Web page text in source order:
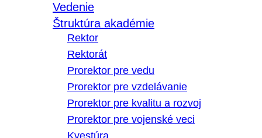
Vedenie
Štruktúra akadémie
Rektor
Rektorát
Prorektor pre vedu
Prorektor pre vzdelávanie
Prorektor pre kvalitu a rozvoj
Prorektor pre vojenské veci